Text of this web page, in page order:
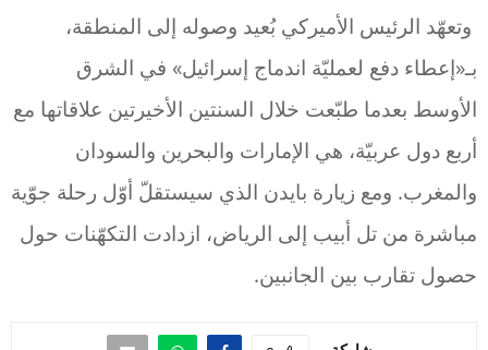
وتعهّد الرئيس الأميركي بُعيد وصوله إلى المنطقة،
بـ«إعطاء دفع لعمليّة اندماج إسرائيل» في الشرق
الأوسط بعدما طبّعت خلال السنتين الأخيرتين علاقاتها مع
أربع دول عربيّة، هي الإمارات والبحرين والسودان
والمغرب. ومع زيارة بايدن الذي سيستقلّ أوّل رحلة جوّية
مباشرة من تل أبيب إلى الرياض، ازدادت التكهّنات حول
حصول تقارب بين الجانبين.